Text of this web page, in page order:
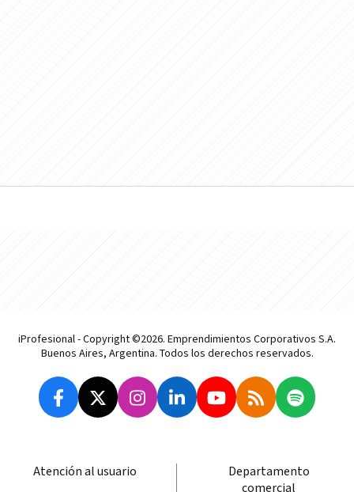
iProfesional - Copyright ©2026. Emprendimientos Corporativos S.A.
Buenos Aires, Argentina. Todos los derechos reservados.
Atención al usuario
Departamento
comercial